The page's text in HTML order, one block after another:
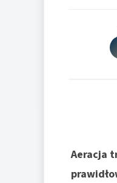
Aeracja